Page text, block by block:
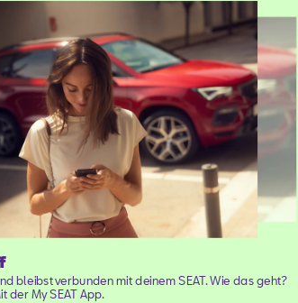
bleibst verbunden mit deinem SEAT. Wie das geht?
der My SEAT App.